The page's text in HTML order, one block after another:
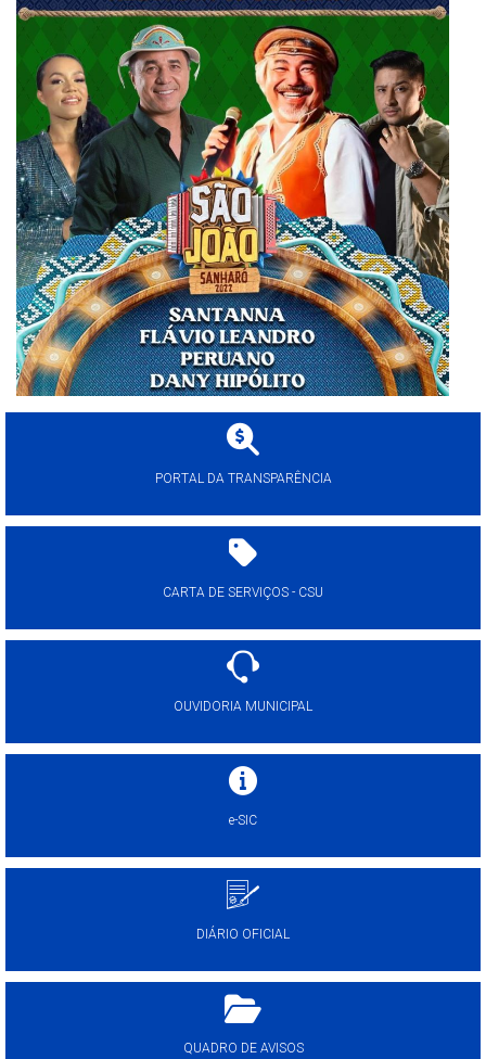
PORTAL DA TRANSPARÊNCIA
CARTA DE SERVIÇOS - CSU
OUVIDORIA MUNICIPAL
e-SIC
DIÁRIO OFICIAL
QUADRO DE AVISOS